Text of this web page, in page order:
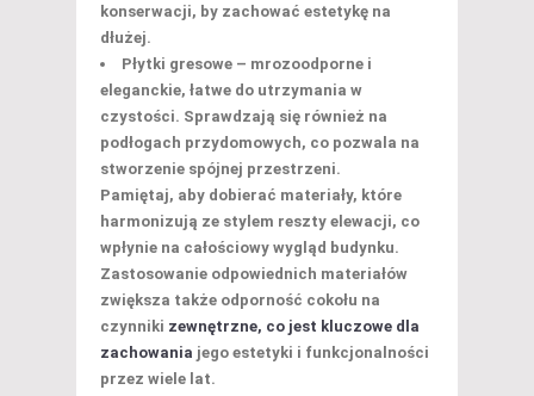
konserwacji, by zachować estetykę na
dłużej.
Płytki gresowe – mrozoodporne i
eleganckie, łatwe do utrzymania w
czystości. Sprawdzają się również na
podłogach przydomowych, co pozwala na
stworzenie spójnej przestrzeni.
Pamiętaj, aby dobierać materiały, które
harmonizują ze stylem reszty elewacji, co
wpłynie na całościowy wygląd budynku.
Zastosowanie odpowiednich materiałów
zwiększa także odporność cokołu na
czynniki zewnętrzne, co jest kluczowe dla
zachowania jego estetyki i funkcjonalności
przez wiele lat.